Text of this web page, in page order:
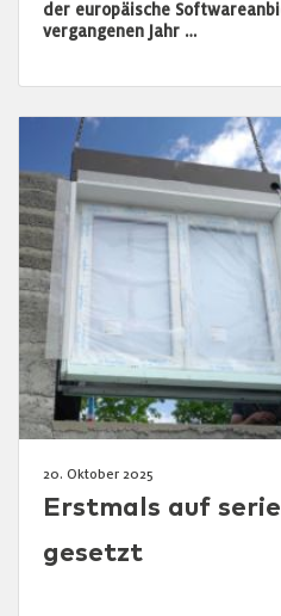
der europäische
vergangenen Jahr …
20. Oktober 2025
Erstmals auf
gesetzt